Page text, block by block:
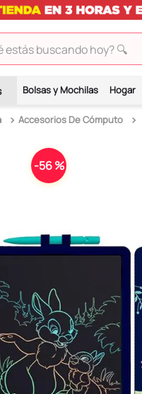
buscando hoy? 🔍
Bolsas y Mochilas Hogar
Accesorios De Cómputo
-56 %
2.
hello kitty
3.
.
.
harry potter
9.
peluche
10
kuromi